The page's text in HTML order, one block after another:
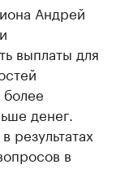
Андрей
выплаты для
денег.
результатах
в